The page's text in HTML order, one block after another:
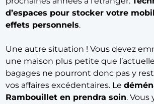
d’espaces pour stocker votre
effets personnels.
Une autre situation ! Vous devez
une maison plus petite que
bagages ne pourront donc pas y
vos affaires excédentaires. Le
Rambouillet en prendra soin. Vous